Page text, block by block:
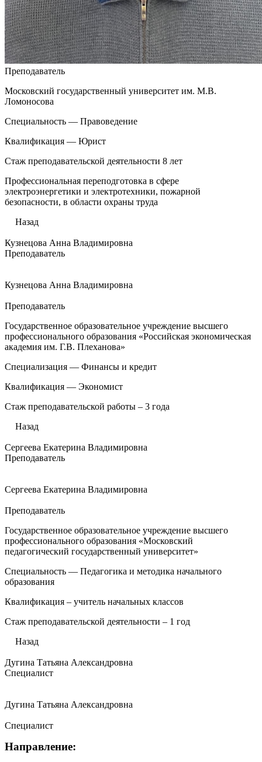
Преподаватель
Московский государственный университет им. М.В.
Ломоносова
Специальность — Правоведение
Квалификация — Юрист
Стаж преподавательской деятельности 8 лет
Профессиональная переподготовка в сфере
электроэнергетики и электротехники, пожарной
безопасности, в области охраны труда
Назад
Кузнецова Анна Владимировна
Преподаватель
Кузнецова Анна Владимировна
Преподаватель
Государственное образовательное учреждение высшего
профессионального образования «Российская экономическая
академия им. Г.В. Плеханова»
Специализация — Финансы и кредит
Квалификация — Экономист
Стаж преподавательской работы – 3 года
Назад
Сергеева Екатерина Владимировна
Преподаватель
Сергеева Екатерина Владимировна
Преподаватель
Государственное образовательное учреждение высшего
профессионального образования «Московский
педагогический государственный университет»
Специальность — Педагогика и методика начального
образования
Квалификация – учитель начальных классов
Стаж преподавательской деятельности – 1 год
Назад
Дугина Татьяна Александровна
Специалист
Дугина Татьяна Александровна
Специалист
Направление: